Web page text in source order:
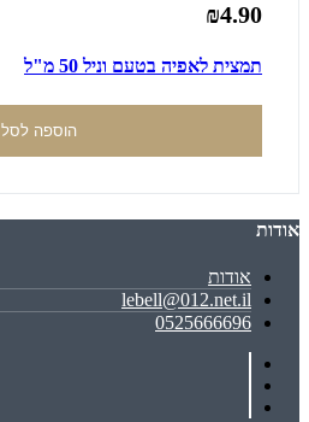
₪4.90
תמצית לאפיה בטעם וניל 50 מ"ל
הוספה לסל
אודות
אודות
lebell@012.net.il
0525666696